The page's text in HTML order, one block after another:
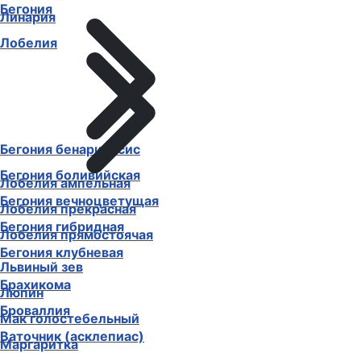
Бегония
Бегония бенариенсис
Бегония боливийская
Бегония вечноцветущая
Бегония гибридная
Бегония клубневая
Брахикома
Броваллия
Ваточник (асклепиас)
Линария
Лобелия
Лобелия ампельная
Лобелия прекрасная
Лобелия прямостоячая
Львиный зев
Люпин
Мак голостебельный
Маргаритка